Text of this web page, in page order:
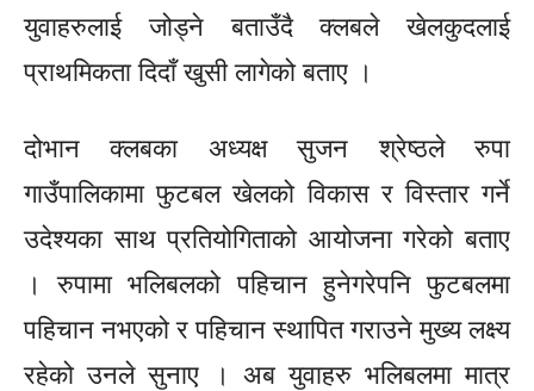
युवाहरुलाई जोड्ने बताउँदै क्लबले खेलकुदलाई
प्राथमिकता दिदाँ खुसी लागेको बताए ।
दोभान क्लबका अध्यक्ष सुजन श्रेष्ठले रुपा
गाउँपालिकामा फुटबल खेलको विकास र विस्तार गर्ने
उदेश्यका साथ प्रतियोगिताको आयोजना गरेको बताए
। रुपामा भलिबलको पहिचान हुनेगरेपनि फुटबलमा
पहिचान नभएको र पहिचान स्थापित गराउने मुख्य लक्ष्य
रहेको उनले सुनाए । अब युवाहरु भलिबलमा मात्र